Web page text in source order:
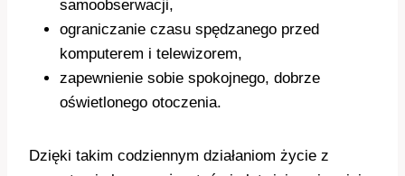
samoobserwacji,
ograniczanie czasu spędzanego przed
komputerem i telewizorem,
zapewnienie sobie spokojnego, dobrze
oświetlonego otoczenia.
Dzięki takim codziennym działaniom życie z